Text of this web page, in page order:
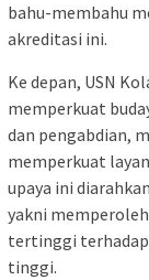
bahu-membahu
akreditasi ini.
Ke depan, USN
memperkuat
dan pengabdian,
memperkuat
upaya ini
yakni
tertinggi
tinggi.